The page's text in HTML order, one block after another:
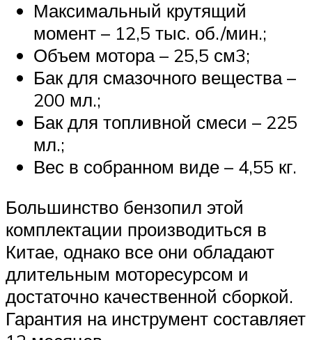
Максимальный крутящий
момент – 12,5 тыс. об./мин.;
Объем мотора – 25,5 см3;
Бак для смазочного вещества –
200 мл.;
Бак для топливной смеси – 225
мл.;
Вес в собранном виде – 4,55 кг.
Большинство бензопил этой
комплектации производиться в
Китае, однако все они обладают
длительным моторесурсом и
достаточно качественной сборкой.
Гарантия на инструмент составляет